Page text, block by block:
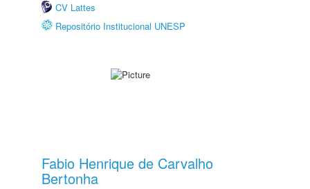
CV Lattes
Repositório Institucional UNESP
Fabio Henrique de Carvalho
Bertonha